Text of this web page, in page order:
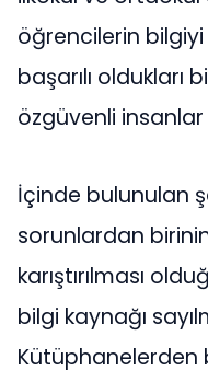
öğrencilerin
başarılı oldukları
özgüvenli insanlar
İçinde bulunulan
sorunlardan
karıştırılması
bilgi kaynağı
Kütüphanelerden